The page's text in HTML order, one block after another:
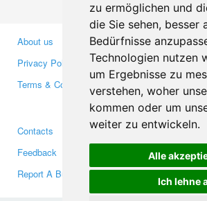
zu ermöglichen und
die Sie sehen, besser
Bedürfnisse
Technologien nutzen
um Ergebnisse zu
verstehen, woher
kommen oder um
weiter zu entwickeln.
Alle
Ich lehne
About us
Privacy Policy
Terms & Conditions
Investors
Media
Contacts
Feedback
Report A Bug
Twitter